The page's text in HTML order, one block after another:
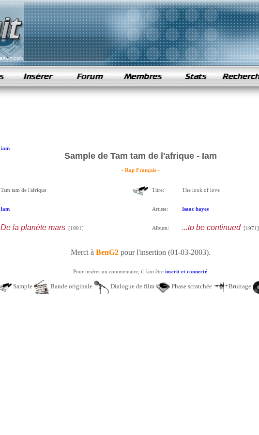
iam
Sample de Tam tam de l'afrique - Iam
- Rap Français -
Tam tam de l'afrique
Iam
De la planète mars[1991]
Titre: The look of love
Artiste: Isaac hayes
Album: ...to be continued[1971]
Merci à BenG2 pour l'insertion (01-03-2003).
Pour insérer un commentaire, il faut être inscrit et connecté.
Sample Bande originale Dialogue de film Phase scratchée Bruitage